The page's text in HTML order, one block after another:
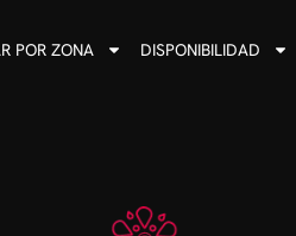
POR ZONA DISPONIBILIDAD